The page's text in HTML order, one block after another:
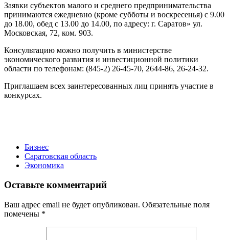
Заявки субъектов малого и среднего предпринимательства
принимаются ежедневно (кроме субботы и воскресенья) с 9.00
до 18.00, обед с 13.00 до 14.00, по адресу: г. Саратов» ул.
Московская, 72, ком. 903.
Консультацию можно получить в министерстве
экономического развития и инвестиционной политики
области по телефонам: (845-2) 26-45-70, 2644-86, 26-24-32.
Приглашаем всех заинтересованных лиц принять участие в
конкурсах.
Бизнес
Саратовская область
Экономика
Оставьте комментарий
Ваш адрес email не будет опубликован. Обязательные поля
помечены *